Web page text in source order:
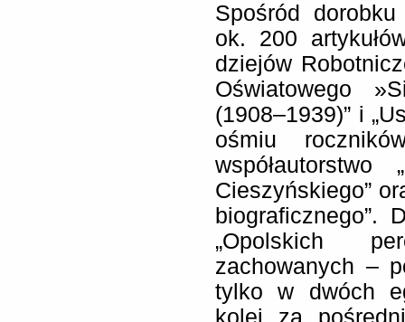
Spośród
ok. 200
dziejów
Oświatowego
(1908–1939)” i
ośmiu
współautorstwo
Cieszyńskiego”
biograficznego”.
„Opolskich
zachowanych –
tylko w dwóch
kolei za